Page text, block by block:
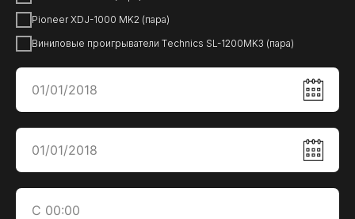
Pioneer XDJ-1000 MK2 (пара)
Виниловые проигрыватели Tеchnics SL-1200MK3 (пара)